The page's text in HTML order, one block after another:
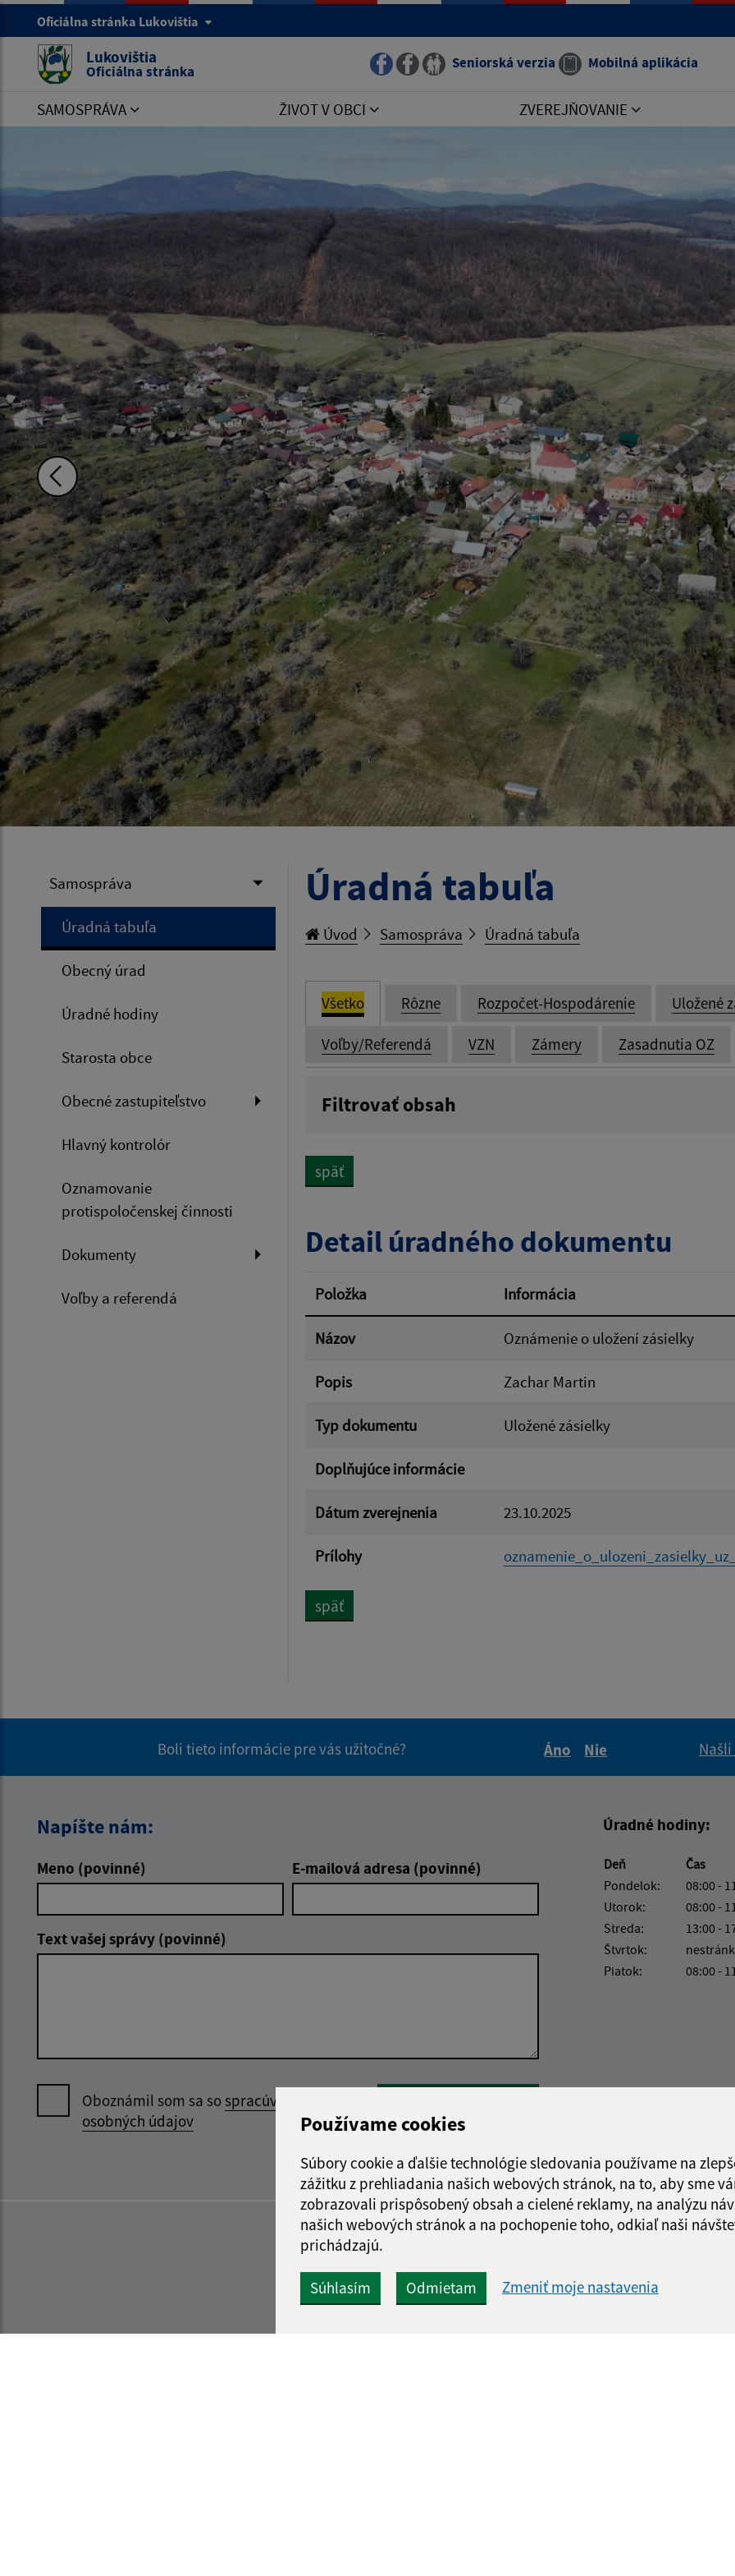
Používame cookies
Súbory cookie a ďalšie technológie sledovania používame na
zážitku z prehliadania našich webových stránok, na to, aby sme
zobrazovali prispôsobený obsah a cielené reklamy, na analýzu
našich webových stránok a na pochopenie toho, odkiaľ naši
prichádzajú.
Súhlasím Odmietam Zmeniť moje nastavenia
Oficiálna stránka Lukovištia
Lukovištia
Oficiálna stránka Seniorská verzia Mobilná aplikácia
SAMOSPRÁVA ŽIVOT V OBCI ZVEREJŇOVANIE
Samospráva
Úradná tabuľa
Obecný úrad
Úradné hodiny
Starosta obce
Obecné zastupiteľstvo
Hlavný kontrolór
Oznamovanie
protispoločenskej činnosti
Dokumenty
Voľby a referendá
Úradná tabuľa
Úvod Samospráva Úradná tabuľa
Všetko Rôzne Rozpočet-Hospodárenie Uložené
Voľby/Referendá VZN Zámery Zasadnutia OZ
Filtrovať obsah
Filtrovať
späť
Detail úradného dokumentu
Položka Informácia
Názov Oznámenie o uložení zásielky
Popis Zachar Martin
Typ dokumentu Uložené zásielky
Doplňujúce informácie
Dátum zverejnenia 23.10.2025
Prílohy
späť
Boli tieto informácie pre vás užitočné?
Áno
Nie
Napíšte nám:
Meno (povinné) E-mailová adresa (povinné)
Text vašej správy (povinné)
Oboznámil som sa sospracúvaním
osobných údajov
Úradné hodiny:
Deň
Čas
Pondelok:
08:00 -
Utorok:
08:00 -
Streda:
13:00 -
Štvrtok:
Piatok:
08:00 -